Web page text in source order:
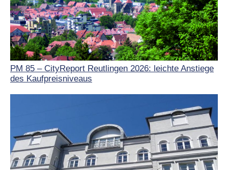
PM 85 – CityReport Reutlingen 2026: leichte Anstiege
des Kaufpreisniveaus